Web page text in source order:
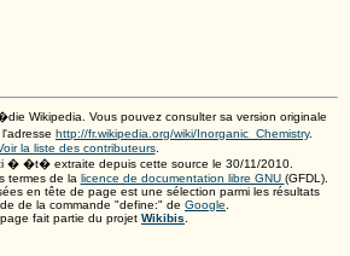
Wikipedia. Vous pouvez consulter sa version originale
http://fr.wikipedia.org/wiki/Inorganic_Chemistry.
la liste des contributeurs.
� �t� extraite depuis cette source le 30/11/2010.
termes de la licence de documentation libre GNU (GFDL).
en tête de page est une sélection parmi les résultats
de la commande "define:" de Google.
fait partie du projet Wikibis.